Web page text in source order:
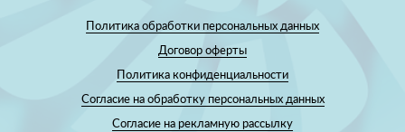
Политика обработки персональных данных
Договор оферты
Политика конфиденциальности
Согласие на обработку персональных данных
Согласие на рекламную рассылку